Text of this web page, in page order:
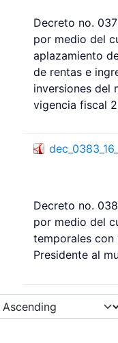
Decreto no.
por medio del
aplazamiento
de rentas e
inversiones del
vigencia fiscal
Decreto no.
por medio del
temporales
Presidente al